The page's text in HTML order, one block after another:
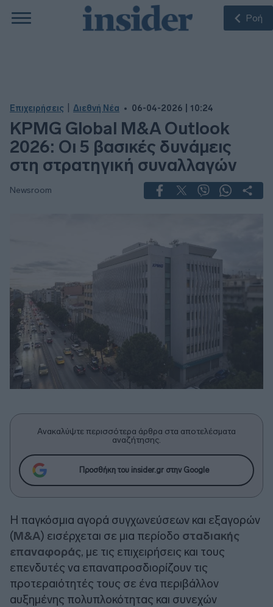
Ροή
Επιχειρήσεις Διεθνή Νέα 06-04-2026 | 10:24
ΚPMG Global M&A Outlook
2026: Οι 5 βασικές δυνάμεις
στη στρατηγική συναλλαγών
Newsroom
Ανακαλύψτε περισσότερα άρθρα στα αποτελέσματα
αναζήτησης.
Προσθήκη του insider.gr στην Google
Η παγκόσμια αγορά συγχωνεύσεων και εξαγορών
(M&A) εισέρχεται σε μια περίοδο σταδιακής
επαναφοράς, με τις επιχειρήσεις και τους
επενδυτές να επαναπροσδιορίζουν τις
προτεραιότητές τους σε ένα περιβάλλον
αυξημένης πολυπλοκότητας και συνεχών